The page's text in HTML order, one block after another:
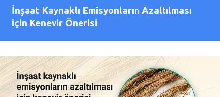
İnşaat Kaynaklı Emisyonların Azaltılması
için Kenevir Önerisi